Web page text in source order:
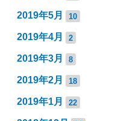
2019年5月 10
2019年4月 2
2019年3月 8
2019年2月 18
2019年1月 22